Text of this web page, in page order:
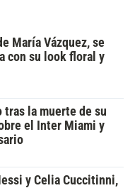
María Vázquez, se
con su look floral y
la muerte de su
el Inter Miami y
y Celia Cuccitinni,